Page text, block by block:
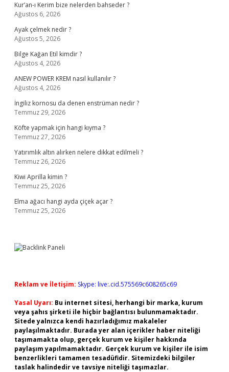
Kur’an-ı Kerim bize nelerden bahseder ?
Ağustos 6, 2026
Ayak çelmek nedir ?
Ağustos 5, 2026
Bilge Kağan Etil kimdir ?
Ağustos 4, 2026
ANEW POWER KREM nasıl kullanılır ?
Ağustos 4, 2026
İngiliz kornosu da denen enstrüman nedir ?
Temmuz 29, 2026
Köfte yapmak için hangi kıyma ?
Temmuz 27, 2026
Yatırımlık altın alırken nelere dikkat edilmeli ?
Temmuz 26, 2026
Kiwi Aprilla kimin ?
Temmuz 25, 2026
Elma ağacı hangi ayda çiçek açar ?
Temmuz 25, 2026
Reklam ve İletişim: Skype: live:.cid.575569c608265c69
Yasal Uyarı: Bu internet sitesi, herhangi bir marka, kurum
veya şahıs şirketi ile hiçbir bağlantısı bulunmamaktadır.
Sitede yalnızca kendi hazırladığımız makaleler
paylaşılmaktadır. Burada yer alan içerikler haber niteliği
taşımamakta olup, gerçek kurum ve kişiler hakkında
paylaşım yapılmamaktadır. Gerçek kurum ve kişiler ile isim
benzerlikleri tamamen tesadüfidir. Sitemizdeki bilgiler
taslak halindedir ve tavsiye niteliği taşımazlar.